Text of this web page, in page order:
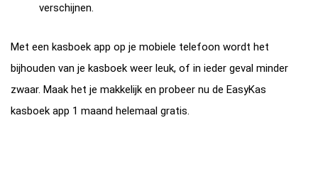
verschijnen.
Met een kasboek app op je mobiele telefoon wordt het
bijhouden van je kasboek weer leuk, of in ieder geval minder
zwaar. Maak het je makkelijk en probeer nu de EasyKas
kasboek app 1 maand helemaal gratis.